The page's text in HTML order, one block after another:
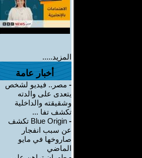
المزيد.....
أخبار عامة
- مصر.. فيديو لشخص
يتعدى على والدته
وشقيقته والداخلية
تكشف تفا ...
-
Blue Origin تكشف
عن سبب انفجار
صاروخها في مايو
الماضي